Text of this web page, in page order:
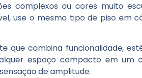
complexos ou cores muito
use o mesmo tipo de piso em
que combina funcionalidade,
espaço compacto em um
de amplitude.